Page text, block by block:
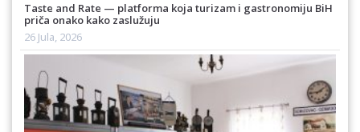
Taste and Rate — platforma koja turizam i gastronomiju BiH
priča onako kako zaslužuju
26 Jula, 2026